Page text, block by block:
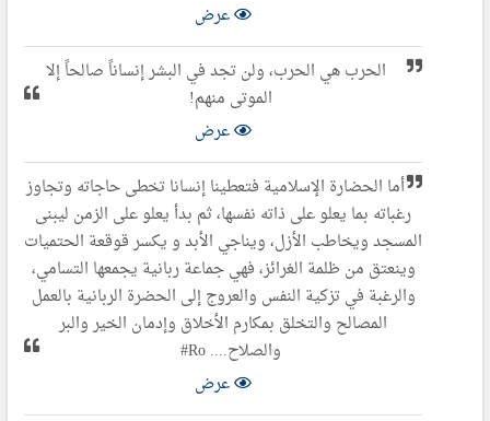
عرض
الحرب هي الحرب، ولن تجد في البشر إنساناً صالحاً إلا
الموتى منهم!
عرض
أما الحضارة الإسلامية فتعطينا إنسانا تخطى حاجاته وتجاوز
رغباته بما يعلو على ذاته نفسها، ثم بدأ يعلو على الزمن ليبنى
المسجد ويخاطب الأزل، ويناجي الأبد و یکسر قوقعة الحتميات
وينعتق من ظلمة الغرائز، فهي جماعة ربانية يجمعها التسامي،
والرغبة في تزكية النفس والعروج إلى الحضرة الربانية بالعمل
المصالح والتخلق بمكارم الأخلاق وإدمان الخير والبر
والصلاح.... Ro#
عرض